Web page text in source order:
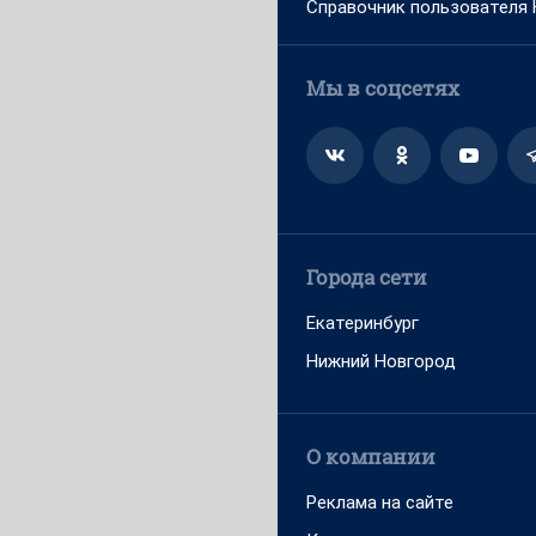
Справочник пользователя
Мы в соцсетях
Города сети
Екатеринбург
Нижний Новгород
О компании
Реклама на сайте